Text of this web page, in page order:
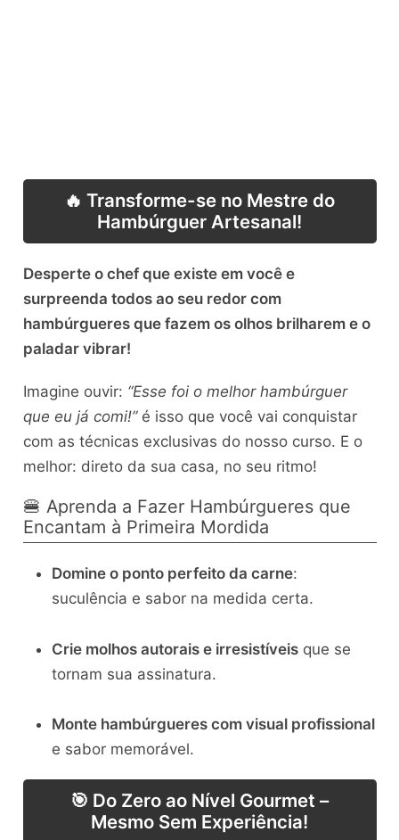
🔥 Transforme-se no Mestre do
Hambúrguer Artesanal!
Desperte o chef que existe em você e
surpreenda todos ao seu redor com
hambúrgueres que fazem os olhos brilharem e o
paladar vibrar!
Imagine ouvir: “Esse foi o melhor hambúrguer
que eu já comi!” é isso que você vai conquistar
com as técnicas exclusivas do nosso curso. E o
melhor: direto da sua casa, no seu ritmo!
🍔 Aprenda a Fazer Hambúrgueres que
Encantam à Primeira Mordida
Domine o ponto perfeito da carne:
suculência e sabor na medida certa.
Crie molhos autorais e irresistíveisque se
tornam sua assinatura.
Monte hambúrgueres com visual profissional
e sabor memorável.
🎯 Do Zero ao Nível Gourmet –
Mesmo Sem Experiência!